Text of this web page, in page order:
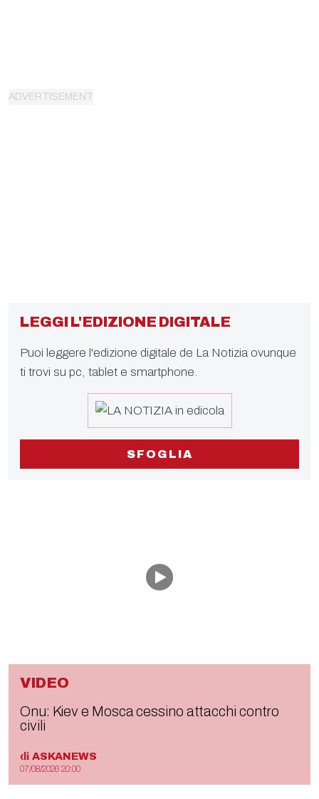
LEGGI L'EDIZIONE DIGITALE
Puoi leggere l'edizione digitale de La Notizia ovunque
ti trovi su pc, tablet e smartphone.
SFOGLIA
VIDEO
Onu: Kiev e Mosca cessino attacchi contro
civili
di ASKANEWS
07/08/2026 20:00